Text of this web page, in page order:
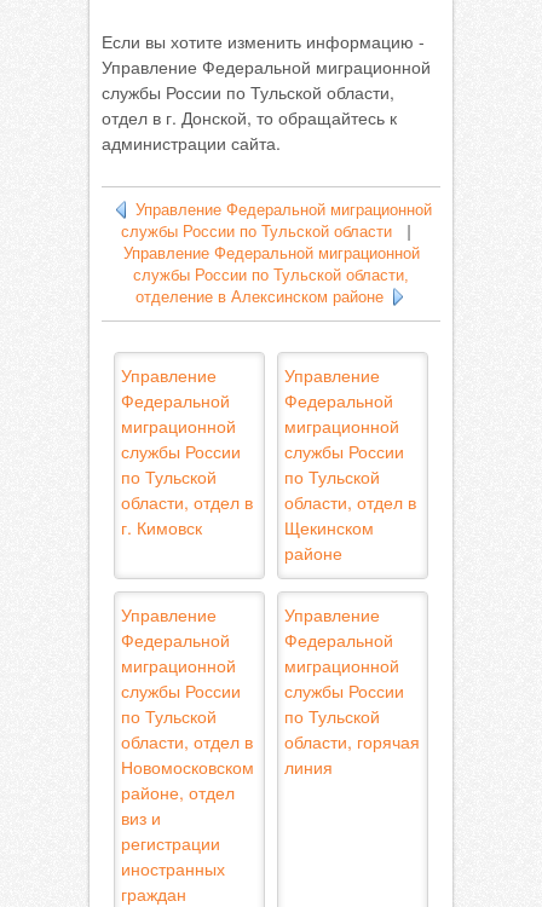
Если вы хотите изменить информацию -
Управление Федеральной миграционной
службы России по Тульской области,
отдел в г. Донской, то обращайтесь к
администрации сайта.
Управление Федеральной миграционной
службы России по Тульской области
Управление Федеральной миграционной
службы России по Тульской области,
отделение в Алексинском районе
Управление
Федеральной
миграционной
службы России
по Тульской
области, отдел в
г. Кимовск
Управление
Федеральной
миграционной
службы России
по Тульской
области, отдел в
Щекинском
районе
Управление
Федеральной
миграционной
службы России
по Тульской
области, отдел в
Новомосковском
районе, отдел
виз и
регистрации
иностранных
граждан
Управление
Федеральной
миграционной
службы России
по Тульской
области, горячая
линия